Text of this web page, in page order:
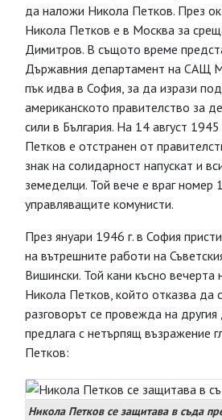
да наложи Никола Петков. През
Никола Петков е в Москва за
Димитров. В същото време
Държавния департамент на САЩ
пък идва в София, за да изрази
американското правителство за
сили в България. На 14 август
Петков е отстранен от
знак на солидарност напускат и
земеделци. Той вече е враг номер
управляващите комунисти.
През януари 1946 г. в София
на вътрешните работи на
Вишински. Той кани късно вечерта
Никола Петков, който отказва да
разговорът се провежда на
предлага с нетърпящ възражение
Петков:
Никола Петков се защитава в съда